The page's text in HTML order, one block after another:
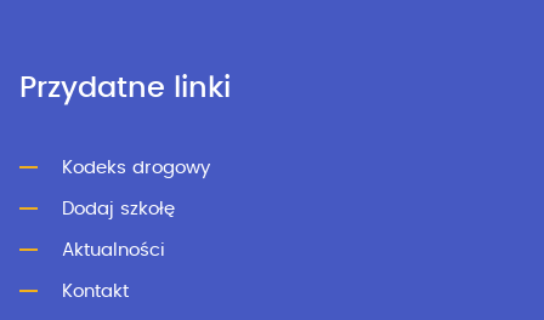
Przydatne linki
Kodeks drogowy
Dodaj szkołę
Aktualności
Kontakt